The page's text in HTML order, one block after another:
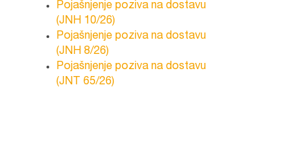
Pojašnjenje poziva na dostavu
(JNH 10/26)
Pojašnjenje poziva na dostavu
(JNH 8/26)
Pojašnjenje poziva na dostavu
(JNT 65/26)